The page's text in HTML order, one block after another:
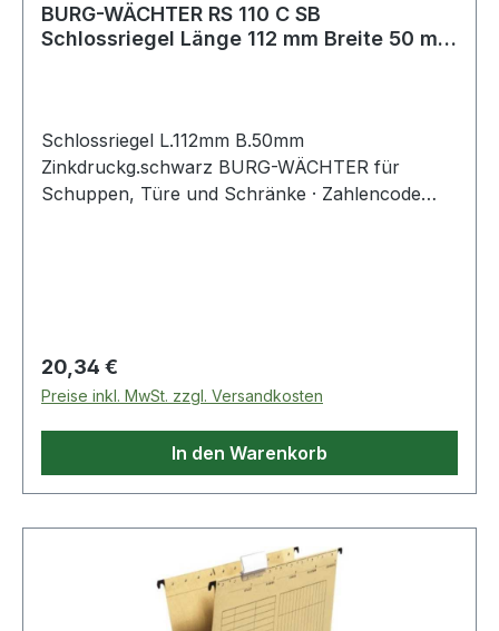
BURG-WÄCHTER RS 110 C SB
Schlossriegel Länge 112 mm Breite 50 mm
Schlossriegel L.112mm B.50mm
Zinkdruckg.schwarz BURG-WÄCHTER für
Schuppen, Türe und Schränke · Zahlencode
Regulärer Preis:
20,34 €
Preise inkl. MwSt. zzgl. Versandkosten
In den Warenkorb